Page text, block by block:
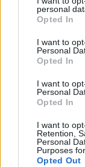
personal
Opted In
I want to
Personal
Opted In
I want to
Personal
Opted In
I want to
Retention,
Personal
Purposes
Opted Out
Ένα από τα πιο
τους
καρμικής
πλατό. Οι δύο
επιλέχθηκαν
ανακάλυψαν
ακριβώς
να